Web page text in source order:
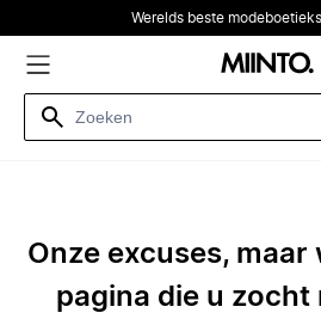
Werelds beste
Onze excuses, maar
pagina die u zocht